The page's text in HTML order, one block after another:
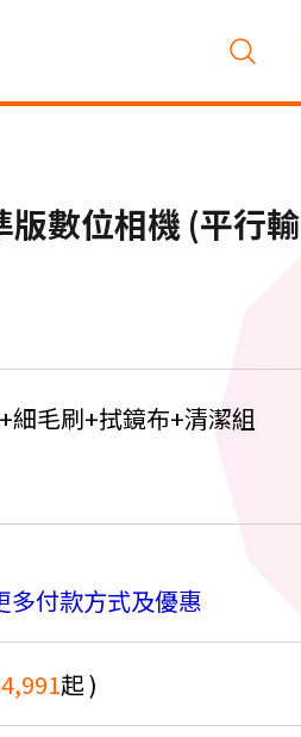
版數位相機 (平行輸
細毛刷+拭鏡布+清潔組
多付款方式及優惠
起 )
主